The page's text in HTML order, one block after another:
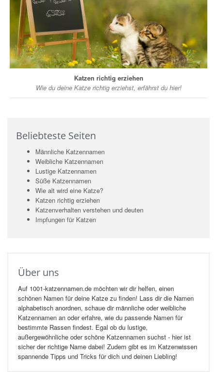
Katzen richtig erziehen
Wie du deine Katze richtig erziehst, erfährst du hier!
Beliebteste Seiten
Männliche Katzennamen
Weibliche Katzennamen
Lustige Katzennamen
Süße Katzennamen
Wie alt wird eine Katze?
Katzen richtig erziehen
Katzenverhalten verstehen und deuten
Impfungen für Katzen
Über uns
Auf 1001-katzennamen.de möchten wir dir helfen, einen
schönen Namen für deine Katze zu finden! Lass dir die Namen
alphabetisch anordnen, schaue dir männliche oder weibliche
Katzennamen an oder erfahre, wie du passende Namen für
bestimmte Rassen findest. Egal ob du lustige,
außergewöhnliche oder schöne Katzennamen suchst - hier ist
sicher der richtige Name dabei! Zudem gibt es im Katzenwissen
spannende Tipps und Tricks für dich und deinen Liebling!